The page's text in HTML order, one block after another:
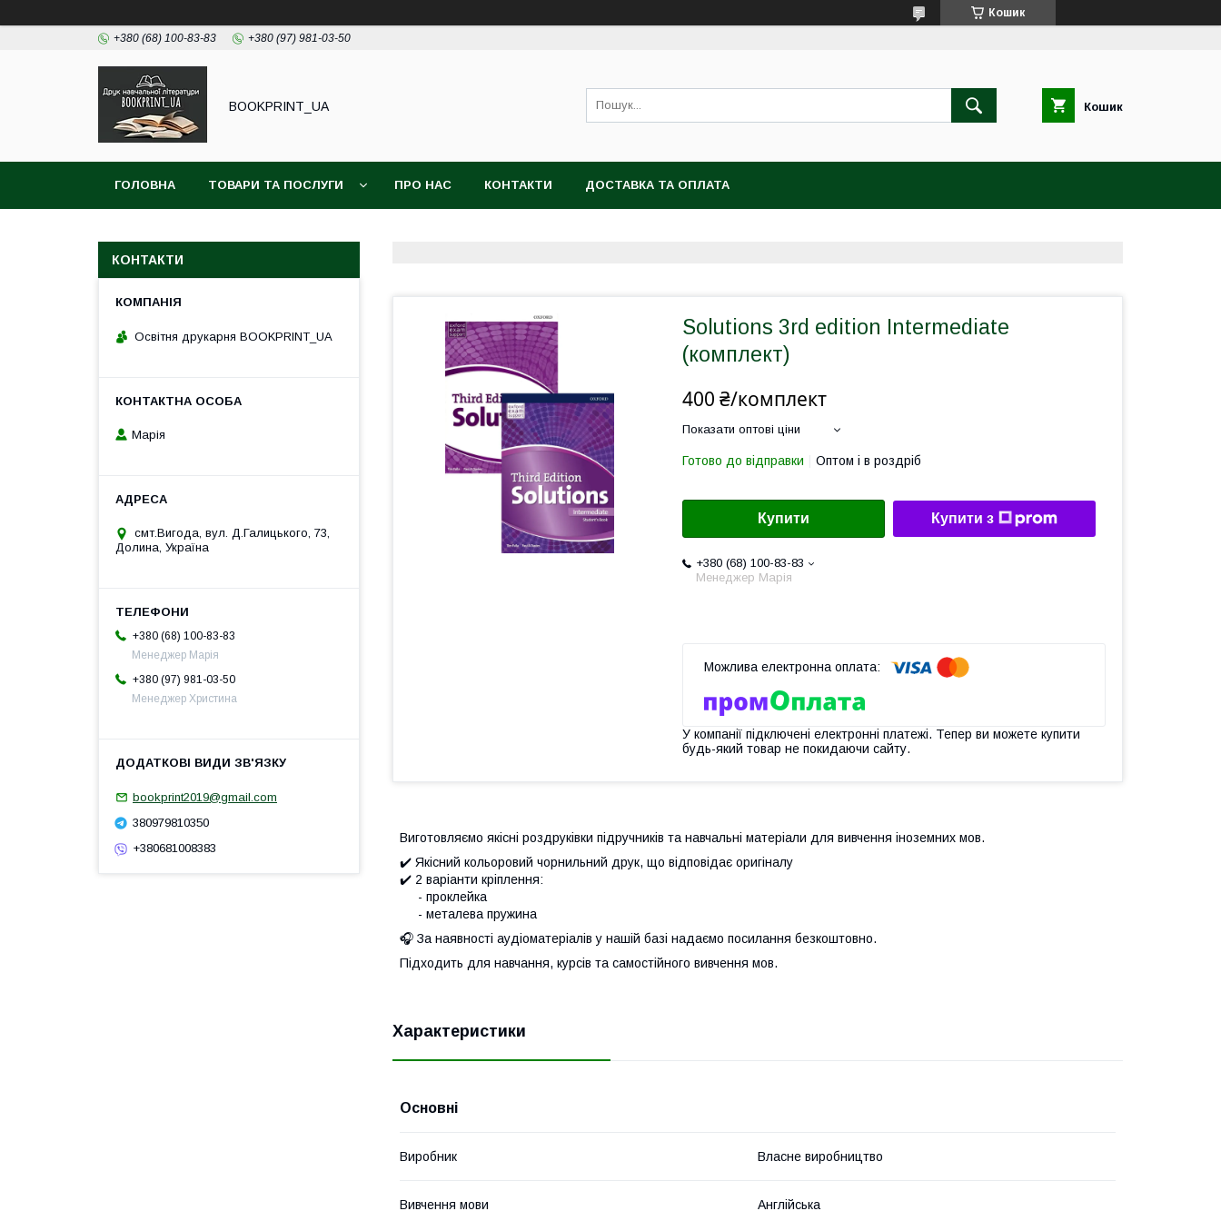
Кошик
+380 (68) 100-83-83 +380 (97) 981-03-50
BOOKPRINT_UA Кошик
ГОЛОВНА ТОВАРИ ТА ПОСЛУГИ ПРО НАС КОНТАКТИ ДОСТАВКА ТА ОПЛАТА
Solutions 3rd edition Intermediate
(комплект)
400 ₴/комплект
Показати оптові ціни
Готово до відправки Оптом і в роздріб
Купити Купити з
+380 (68) 100-83-83
Менеджер Марія
У компанії підключені електронні платежі. Тепер ви можете купити
будь-який товар не покидаючи сайту.
Виготовляємо якісні роздруківки підручників та навчальні матеріали для вивчення іноземних мов.
✔️ Якісний кольоровий чорнильний друк, що відповідає оригіналу
✔️ 2 варіанти кріплення:
- проклейка
- металева пружина
🎧 За наявності аудіоматеріалів у нашій базі надаємо посилання безкоштовно.
Підходить для навчання, курсів та самостійного вивчення мов.
Характеристики
Основні
Виробник Власне виробництво
Вивчення мови Англійська
КОНТАКТИ
Освітня друкарня BOOKPRINT_UA
Марія
смт.Вигода, вул. Д.Галицького, 73,
Долина, Україна
+380 (68) 100-83-83
Менеджер Марія
+380 (97) 981-03-50
Менеджер Христина
bookprint2019@gmail.com
380979810350
+380681008383